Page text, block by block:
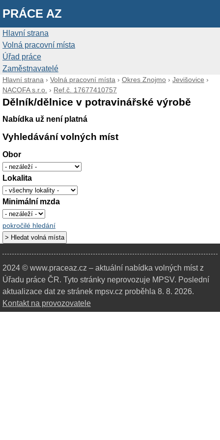
PRÁCE AZ
Hlavní strana
Volná pracovní místa
Úřad práce
Zaměstnavatelé
Hlavní strana › Volná pracovní místa › Okres Znojmo › Jevišovice ›
NACOFA s.r.o. › Ref.č. 17677410757
Dělník/dělnice v potravinářské výrobě
Nabídka už není platná
Vyhledávání volných míst
Obor
Lokalita
Minimální mzda
pokročilé hledání
2024 © www.praceaz.cz – aktuální nabídka volných míst z
Úřadu práce ČR. Tyto stránky neprovozuje MPSV. Poslední
aktualizace dat ze stránek mpsv.cz proběhla 8. 8. 2026.
Kontakt na provozovatele